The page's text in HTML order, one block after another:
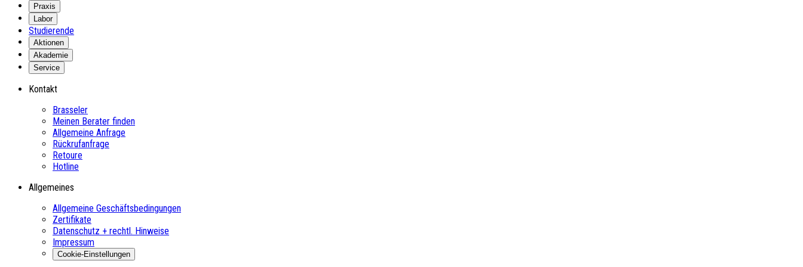
Praxis
Labor
Studierende
Aktionen
Akademie
Service
Kontakt
Brasseler
Meinen Berater finden
Allgemeine Anfrage
Rückrufanfrage
Retoure
Hotline
Allgemeines
Allgemeine Geschäftsbedingungen
Zertifikate
Datenschutz + rechtl. Hinweise
Impressum
Cookie-Einstellungen